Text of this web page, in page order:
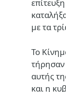
με τα
Το
τήρησαν
αυτής
και η